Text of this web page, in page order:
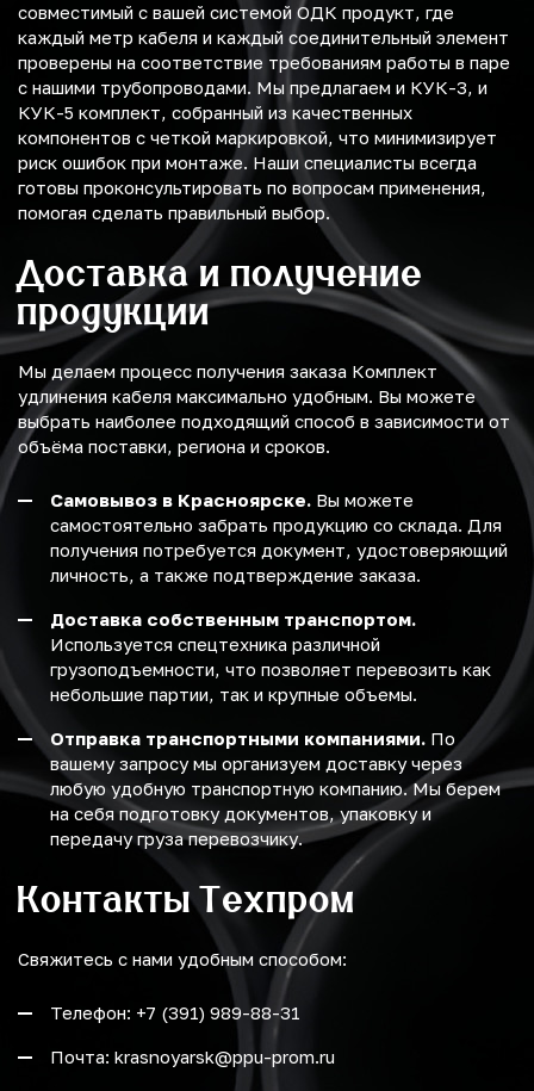
совместимый с вашей системой ОДК продукт, где
каждый метр кабеля и каждый соединительный элемент
проверены на соответствие требованиям работы в паре
с нашими трубопроводами. Мы предлагаем и КУК-3, и
КУК-5 комплект, собранный из качественных
компонентов с четкой маркировкой, что минимизирует
риск ошибок при монтаже. Наши специалисты всегда
готовы проконсультировать по вопросам применения,
помогая сделать правильный выбор.
Доставка и получение
продукции
Мы делаем процесс получения заказа Комплект
удлинения кабеля максимально удобным. Вы можете
выбрать наиболее подходящий способ в зависимости от
объёма поставки, региона и сроков.
Самовывоз в Красноярске. Вы можете
самостоятельно забрать продукцию со склада. Для
получения потребуется документ, удостоверяющий
личность, а также подтверждение заказа.
Доставка собственным транспортом.
Используется спецтехника различной
грузоподъемности, что позволяет перевозить как
небольшие партии, так и крупные объемы.
Отправка транспортными компаниями. По
вашему запросу мы организуем доставку через
любую удобную транспортную компанию. Мы берем
на себя подготовку документов, упаковку и
передачу груза перевозчику.
Контакты Техпром
Свяжитесь с нами удобным способом:
Телефон: +7 (391) 989-88-31
Почта: krasnoyarsk@ppu-prom.ru